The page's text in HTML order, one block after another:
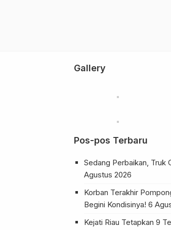
Gallery
Pos-pos Terbaru
Sedang Perbaikan, Truk
Agustus 2026
Korban Terakhir
Begini Kondisinya! 6
Kejati Riau Tetapkan 9